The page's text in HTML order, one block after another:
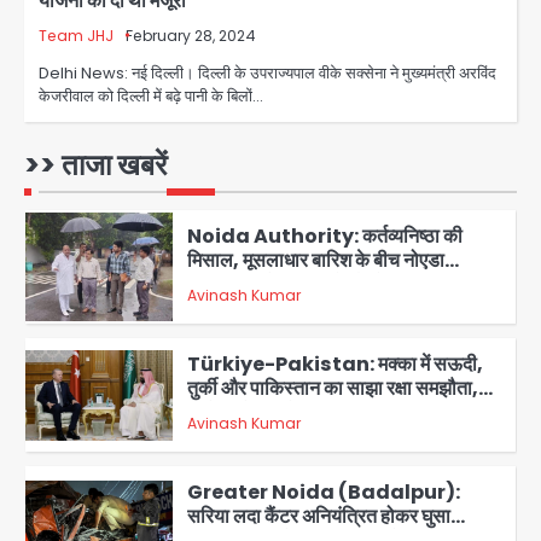
Team JHJ February 28, 2024
Delhi News: नई दिल्ली। दिल्ली के उपराज्यपाल वीके सक्सेना ने मुख्यमंत्री अरविंद
केजरीवाल को दिल्ली में बढ़े पानी के बिलों…
>> ताजा खबरें
स्क्रीनप्ले में कमजोर, लेकिन कहानी अधूरी रह
गई, 3 स्टार रेटिंग
Avinash Kumar
1
Felix Hospital Noida: फेलिक्स
2
Noida Authority: कर्तव्यनिष्ठा की
मिसाल, मूसलाधार बारिश के बीच नोएडा
प्राधिकरण ने संभाला मोर्चा, सेक्टर 105
आरडब्ल्यूए ने जताया आभार
Avinash Kumar
3
Türkiye-Pakistan: मक्का में सऊदी,
तुर्की और पाकिस्तान का साझा रक्षा समझौता,
जानें इसके मायने
Avinash Kumar
Greater Noida (Badalpur):
सरिया लदा कैंटर अनियंत्रित होकर घुसा